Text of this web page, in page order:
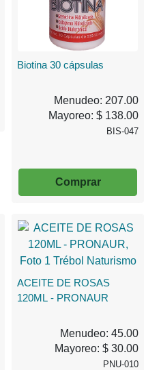
Biotina 30 cápsulas
Menudeo: 207.00
Mayoreo: $ 138.00
BIS-047
Comprar
ACEITE DE ROSAS
120ML - PRONAUR
Menudeo: 45.00
Mayoreo: $ 30.00
PNU-010